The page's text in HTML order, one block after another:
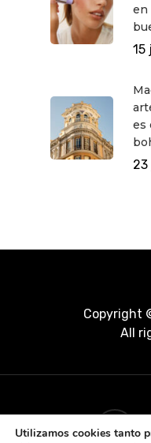
en
15
es
Copyright
All
Utilizamos cookies tanto